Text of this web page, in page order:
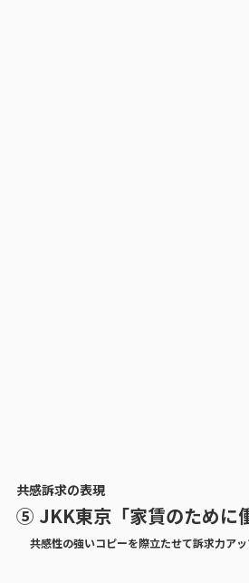
共感訴求の表現
⑤ JKK東京「家賃のために
共感性の強いコピーを際立たせて訴求力ア